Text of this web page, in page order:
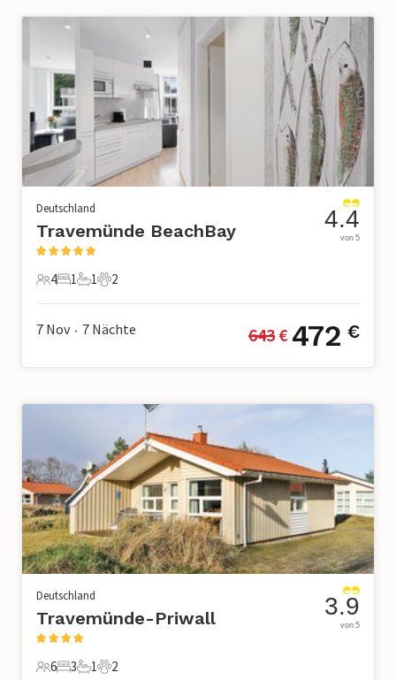
Deutschland
Travemünde BeachBay
4 Gäste
4
1 Schlafzimmer
1
1 Badezimmer
1
2 Haustiere
2
4.4
von 5
7 Nov • 7 Nächte 643 € 472 €
Deutschland
Travemünde-Priwall
6 3 1 2
3.9
von 5